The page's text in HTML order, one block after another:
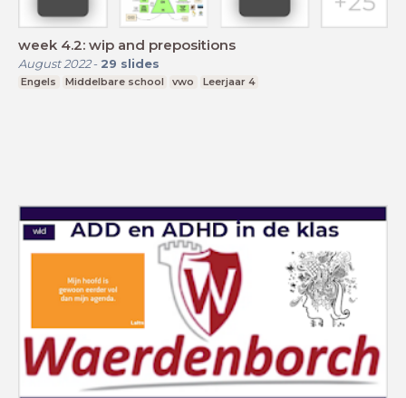
week 4.2: wip and prepositions
August 2022- 29 slides
Engels Middelbare school vwo Leerjaar 4